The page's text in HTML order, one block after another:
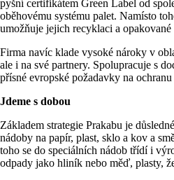
pyšní certifikátem Green Label od
oběhovému systému palet. Namísto
umožňuje jejich recyklaci a
Firma navíc klade vysoké nároky v
ale i na své partnery. Spolupracuje s
přísné evropské požadavky na
Jdeme s dobou
Základem strategie Prakabu je
nádoby na papír, plast, sklo a kov a
toho se do speciálních nádob třídí i
odpady jako hliník nebo měď, plasty,